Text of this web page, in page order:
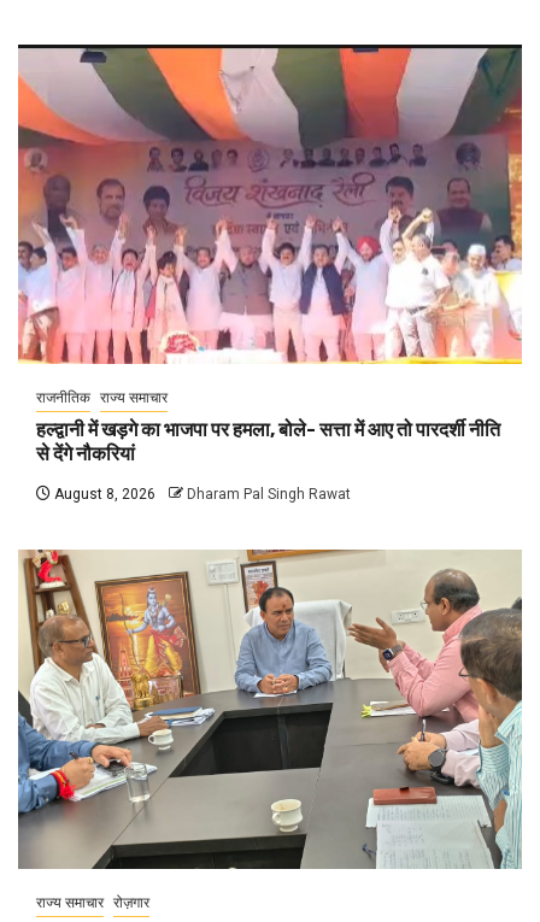
राजनीतिक राज्य समाचार
हल्द्वानी में खड़गे का भाजपा पर हमला, बोले- सत्ता में आए तो पारदर्शी नीति
से देंगे नौकरियां
August 8, 2026 Dharam Pal Singh Rawat
राज्य समाचार रोज़गार